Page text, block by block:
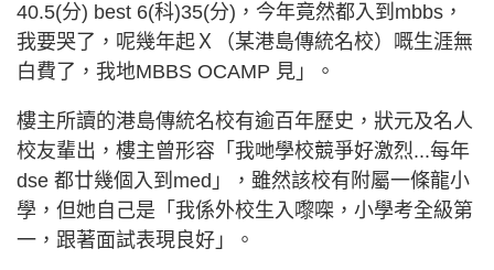
40.5(分) best 6(科)35(分)，今年竟然都入到mbbs，
我要哭了，呢幾年起Ｘ（某港島傳統名校）嘅生涯無
白費了，我地MBBS OCAMP 見」。
樓主所讀的港島傳統名校有逾百年歷史，狀元及名人
校友輩出，樓主曾形容「我哋學校競爭好激烈...每年
dse 都廿幾個入到med」，雖然該校有附屬一條龍小
學，但她自己是「我係外校生入嚟㗎，小學考全級第
一，跟著面試表現良好」。